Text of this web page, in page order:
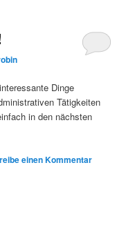
Dinge
Tätigkeiten
in den nächsten
einen Kommentar